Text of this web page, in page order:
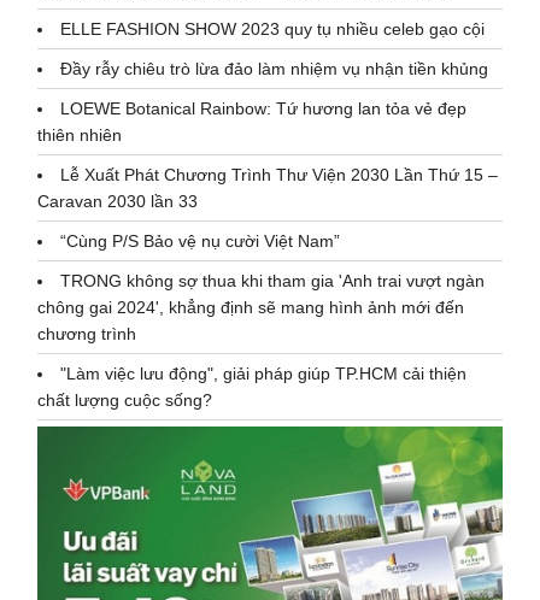
ELLE FASHION SHOW 2023 quy tụ nhiều celeb gạo cội
Đầy rẫy chiêu trò lừa đảo làm nhiệm vụ nhận tiền khủng
LOEWE Botanical Rainbow: Tứ hương lan tỏa vẻ đẹp
thiên nhiên
Lễ Xuất Phát Chương Trình Thư Viện 2030 Lần Thứ 15 –
Caravan 2030 lần 33
“Cùng P/S Bảo vệ nụ cười Việt Nam”
TRONG không sợ thua khi tham gia 'Anh trai vượt ngàn
chông gai 2024', khẳng định sẽ mang hình ảnh mới đến
chương trình
"Làm việc lưu động", giải pháp giúp TP.HCM cải thiện
chất lượng cuộc sống?